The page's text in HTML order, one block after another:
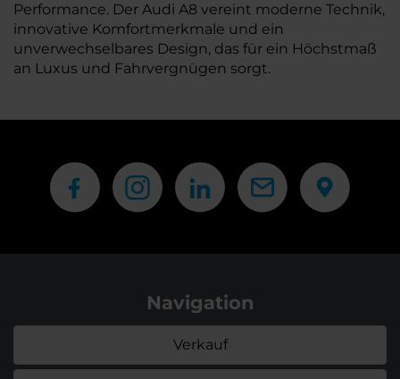
Performance. Der Audi A8 vereint moderne Technik,
innovative Komfortmerkmale und ein
unverwechselbares Design, das für ein Höchstmaß
an Luxus und Fahrvergnügen sorgt.
Navigation
Verkauf